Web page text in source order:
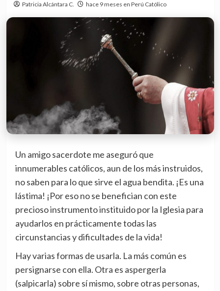
Patricia Alcántara C. hace 9 meses en Perú Católico
Un amigo sacerdote me aseguró que
innumerables católicos, aun de los más instruidos,
no saben para lo que sirve el agua bendita. ¡Es una
lástima! ¡Por eso no se benefician con este
precioso instrumento instituido por la Iglesia para
ayudarlos en prácticamente todas las
circunstancias y dificultades de la vida!
Hay varias formas de usarla. La más común es
persignarse con ella. Otra es aspergerla
(salpicarla) sobre sí mismo, sobre otras personas,